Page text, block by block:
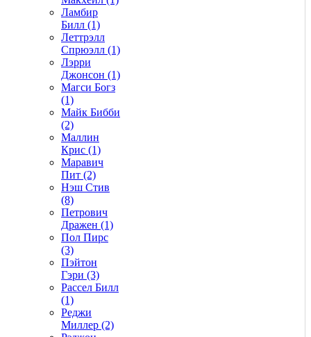
Ламбир
Билл (1)
Леттрэлл
Спрюэлл (1)
Лэрри
Джонсон (1)
Магси Богз
(1)
Майк Бибби
(2)
Маллин
Крис (1)
Маравич
Пит (2)
Нэш Стив
(8)
Петрович
Дражен (1)
Пол Пирс
(3)
Пэйтон
Гэри (3)
Рассел Билл
(1)
Реджи
Миллер (2)